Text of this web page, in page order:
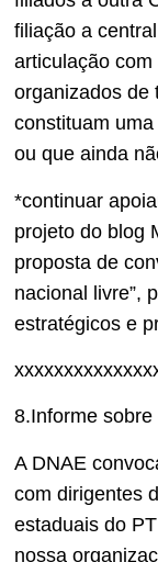
filiação a
articulação
organizados de
constituam
ou que ainda
*continuar
projeto do blog
proposta de
nacional livre”,
estratégicos e
8.Informe
A DNAE
com dirigentes
estaduais do
nossa